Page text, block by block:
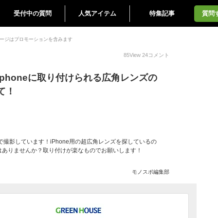
受付中の質問 人気アイテム 特集記事 質問
ジはプロモーションを含みます
85View 24コメント
に取り付けられる広角レンズの
！
影しています！iPhone用の超広角レンズを探しているの
りませんか？取り付けが楽なものでお願いします！
モノスポ編集部